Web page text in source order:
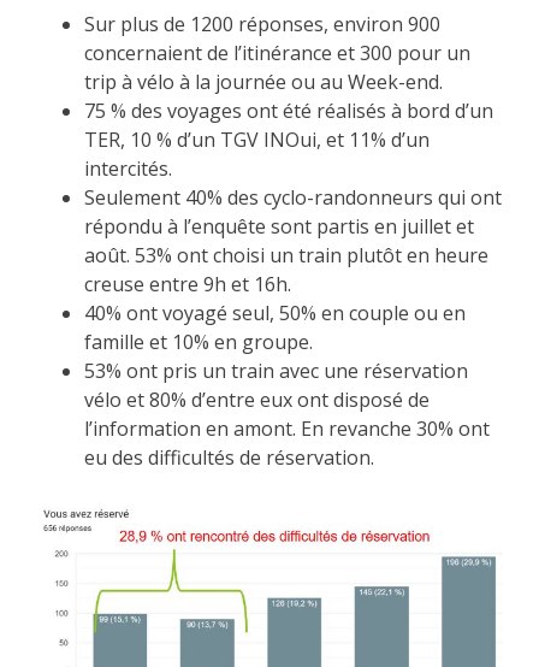
Sur plus de 1200 réponses, environ 900
concernaient de l’itinérance et 300 pour un
trip à vélo à la journée ou au Week-end.
75 % des voyages ont été réalisés à bord d’un
TER, 10 % d’un TGV INOui, et 11% d’un
intercités.
Seulement 40% des cyclo-randonneurs qui ont
répondu à l’enquête sont partis en juillet et
août. 53% ont choisi un train plutôt en heure
creuse entre 9h et 16h.
40% ont voyagé seul, 50% en couple ou en
famille et 10% en groupe.
53% ont pris un train avec une réservation
vélo et 80% d’entre eux ont disposé de
l’information en amont. En revanche 30% ont
eu des difficultés de réservation.